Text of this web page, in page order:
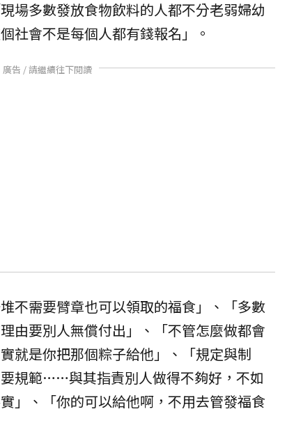
場多數發放食物飲料的人都不分老弱婦幼
社會不是每個人都有錢報名」。
廣告 / 請繼續往下閱讀
不需要臂章也可以領取的福食」、「多數
由要別人無償付出」、「不管怎麼做都會
就是你把那個粽子給他」、「規定與制
規範……與其指責別人做得不夠好，不如
」、「你的可以給他啊，不用去管發福食